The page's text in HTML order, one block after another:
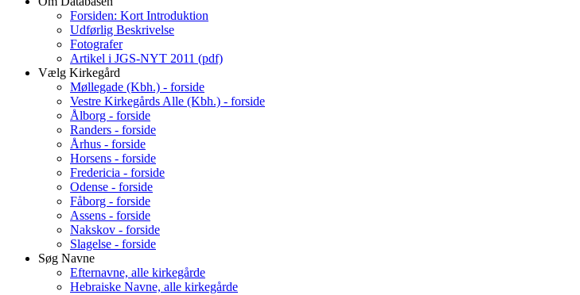
Forsiden: Kort Introduktion
Udførlig Beskrivelse
Fotografer
Artikel i JGS-NYT 2011 (pdf)
Vælg Kirkegård
Møllegade (Kbh.) - forside
Vestre Kirkegårds Alle (Kbh.) - forside
Ålborg - forside
Randers - forside
Århus - forside
Horsens - forside
Fredericia - forside
Odense - forside
Fåborg - forside
Assens - forside
Nakskov - forside
Slagelse - forside
Søg Navne
Efternavne, alle kirkegårde
Hebraiske Navne, alle kirkegårde